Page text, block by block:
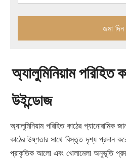
জমা দিন
অ্যালুমিনিয়াম পরিহিত
উইন্ডোজ
অ্যালুমিনিয়াম পরিহিত কাঠের প্যানোরামিক
কাঠের উষ্ণতার সাথে বিস্তৃত দৃশ্য প্রদান
প্রাকৃতিক আলো এবং খোলামেলা অনুভূতি